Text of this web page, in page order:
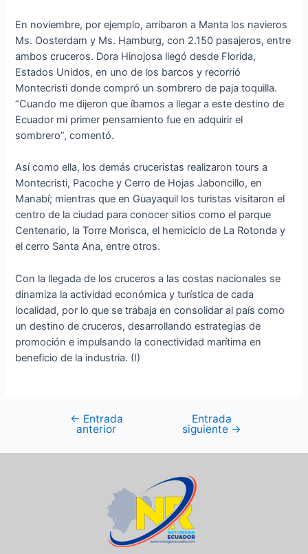
En noviembre, por ejemplo, arribaron a Manta los navieros
Ms. Oosterdam y Ms. Hamburg, con 2.150 pasajeros, entre
ambos cruceros. Dora Hinojosa llegó desde Florida,
Estados Unidos, en uno de los barcos y recorrió
Montecristi donde compró un sombrero de paja toquilla.
“Cuando me dijeron que íbamos a llegar a este destino de
Ecuador mi primer pensamiento fue en adquirir el
sombrero”, comentó.
Así como ella, los demás cruceristas realizaron tours a
Montecristi, Pacoche y Cerro de Hojas Jaboncillo, en
Manabí; mientras que en Guayaquil los turistas visitaron el
centro de la ciudad para conocer sitios como el parque
Centenario, la Torre Morisca, el hemiciclo de La Rotonda y
el cerro Santa Ana, entre otros.
Con la llegada de los cruceros a las costas nacionales se
dinamiza la actividad económica y turística de cada
localidad, por lo que se trabaja en consolidar al país como
un destino de cruceros, desarrollando estrategias de
promoción e impulsando la conectividad marítima en
beneficio de la industria. (I)
← Entrada
anterior
Entrada
siguiente →